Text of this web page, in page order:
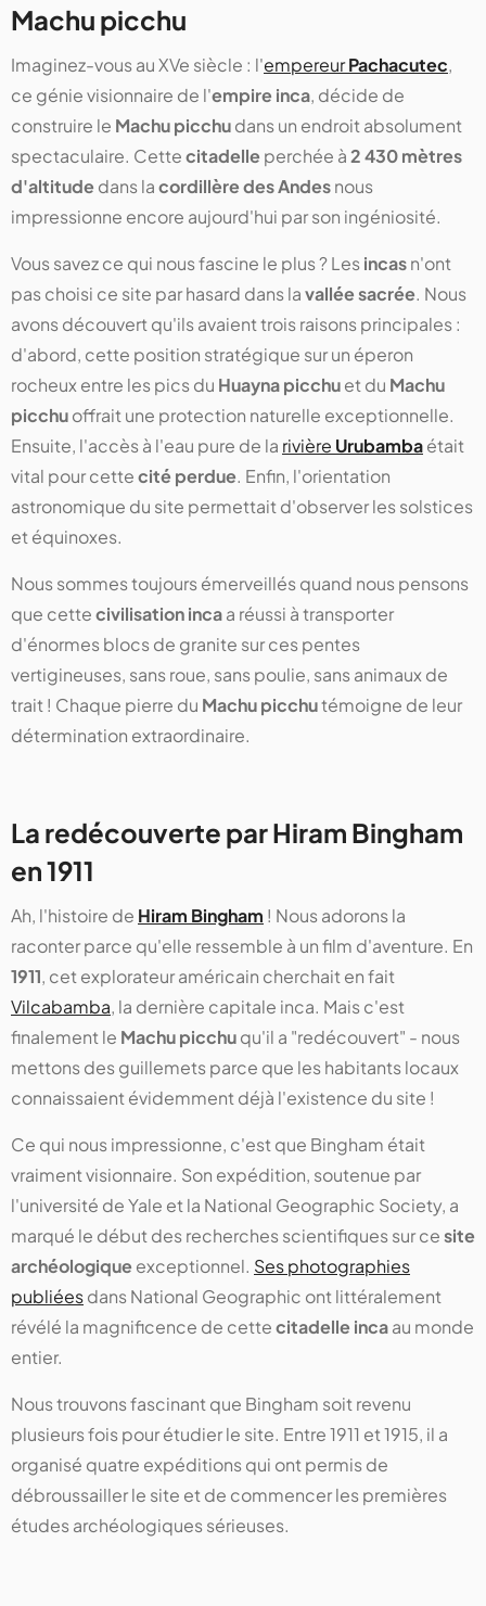
Machu picchu
Imaginez-vous au XVe siècle : l'empereurPachacutec,
ce génie visionnaire de l'empire inca, décide de
construire le Machu picchudans un endroit absolument
spectaculaire. Cettecitadelleperchée à2 430 mètres
d'altitudedans lacordillère des Andesnous
impressionne encore aujourd'hui par son ingéniosité.
Vous savez ce qui nous fascine le plus ? Lesincasn'ont
pas choisi ce site par hasard dans lavallée sacrée. Nous
avons découvert qu'ils avaient trois raisons principales :
d'abord, cette position stratégique sur un éperon
rocheux entre les pics du Huayna picchuet du Machu
picchuoffrait une protection naturelle exceptionnelle.
Ensuite, l'accès à l'eau pure de la rivière Urubambaétait
vital pour cettecité perdue. Enfin, l'orientation
astronomique du site permettait d'observer les solstices
et équinoxes.
Nous sommes toujours émerveillés quand nous pensons
que cettecivilisation incaa réussi à transporter
d'énormes blocs de granite sur ces pentes
vertigineuses, sans roue, sans poulie, sans animaux de
trait ! Chaque pierre du Machu picchutémoigne de leur
détermination extraordinaire.
La redécouverte par Hiram Bingham
en 1911
Ah, l'histoire de Hiram Bingham ! Nous adorons la
raconter parce qu'elle ressemble à un film d'aventure. En
1911, cet explorateur américain cherchait en fait
Vilcabamba, la dernière capitale inca. Mais c'est
finalement le Machu picchuqu'il a "redécouvert" - nous
mettons des guillemets parce que les habitants locaux
connaissaient évidemment déjà l'existence du site !
Ce qui nous impressionne, c'est que Bingham était
vraiment visionnaire. Son expédition, soutenue par
l'université de Yale et la National Geographic Society, a
marqué le début des recherches scientifiques sur cesite
archéologiqueexceptionnel. Ses photographies
publiéesdans National Geographic ont littéralement
révélé la magnificence de cettecitadelle incaau monde
entier.
Nous trouvons fascinant que Bingham soit revenu
plusieurs fois pour étudier le site. Entre 1911 et 1915, il a
organisé quatre expéditions qui ont permis de
débroussailler le site et de commencer les premières
études archéologiques sérieuses.